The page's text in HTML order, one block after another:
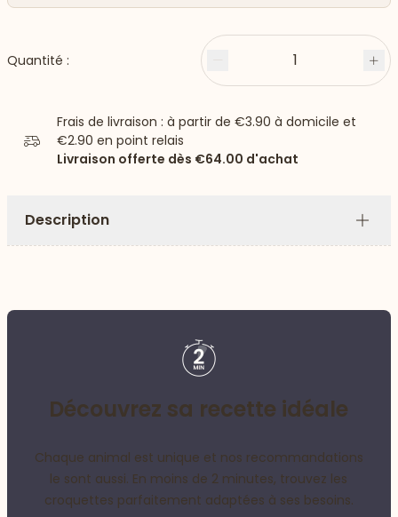
Quantité : Moins 1
Frais de livraison : à partir de €3.90 à domicile et
€2.90 en point relais
Livraison offerte dès €64.00 d'achat
Description
Plus
Découvrez sa recette idéale
Chaque animal est unique et nos recommandations
le sont aussi. En moins de 2 minutes, trouvez les
croquettes parfaitement adaptées à ses besoins.